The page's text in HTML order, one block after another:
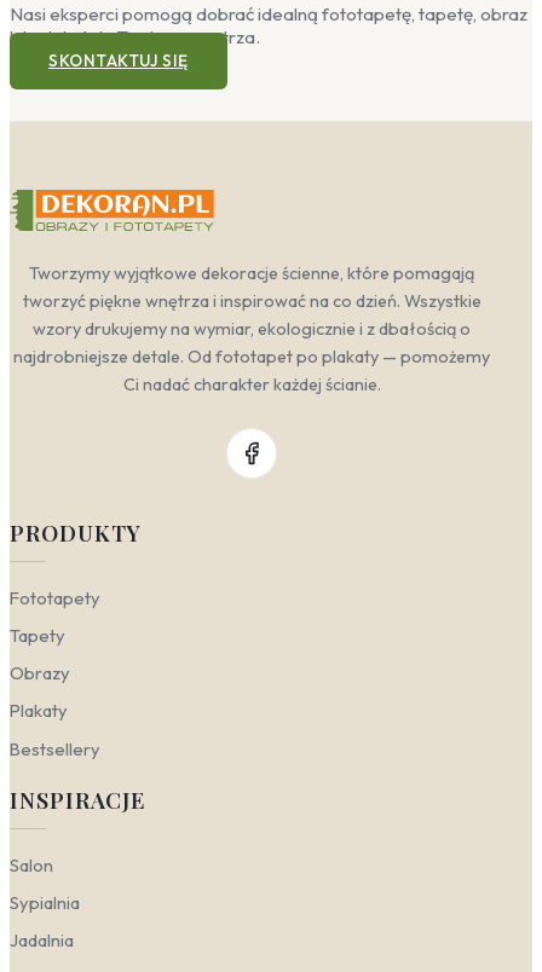
Nasi eksperci pomogą dobrać idealną fototapetę, tapetę, obraz
lub plakat do Twojego wnętrza.
SKONTAKTUJ SIĘ
Tworzymy wyjątkowe dekoracje ścienne, które pomagają
tworzyć piękne wnętrza i inspirować na co dzień. Wszystkie
wzory drukujemy na wymiar, ekologicznie i z dbałością o
najdrobniejsze detale. Od fototapet po plakaty — pomożemy
Ci nadać charakter każdej ścianie.
PRODUKTY
Fototapety
Tapety
Obrazy
Plakaty
Bestsellery
INSPIRACJE
Salon
Sypialnia
Jadalnia